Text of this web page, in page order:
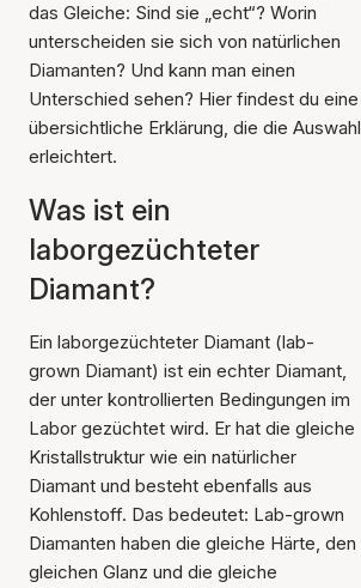
das Gleiche: Sind sie „echt“? Worin
unterscheiden sie sich von natürlichen
Diamanten? Und kann man einen
Unterschied sehen? Hier findest du eine
übersichtliche Erklärung, die die Auswahl
erleichtert.
Was ist ein
laborgezüchteter
Diamant?
Ein laborgezüchteter Diamant (lab-
grown Diamant) ist ein echter Diamant,
der unter kontrollierten Bedingungen im
Labor gezüchtet wird. Er hat die gleiche
Kristallstruktur wie ein natürlicher
Diamant und besteht ebenfalls aus
Kohlenstoff. Das bedeutet: Lab-grown
Diamanten haben die gleiche Härte, den
gleichen Glanz und die gleiche